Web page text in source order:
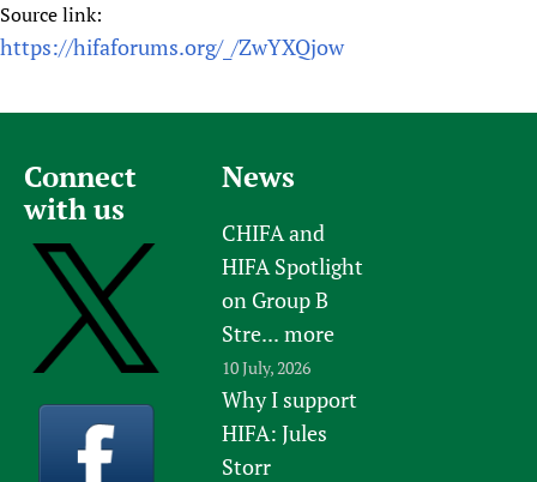
Source link:
https://hifaforums.org/_/ZwYXQjow
Connect
with us
News
CHIFA and
HIFA Spotlight
on Group B
Stre... more
10 July, 2026
Why I support
HIFA: Jules
Storr